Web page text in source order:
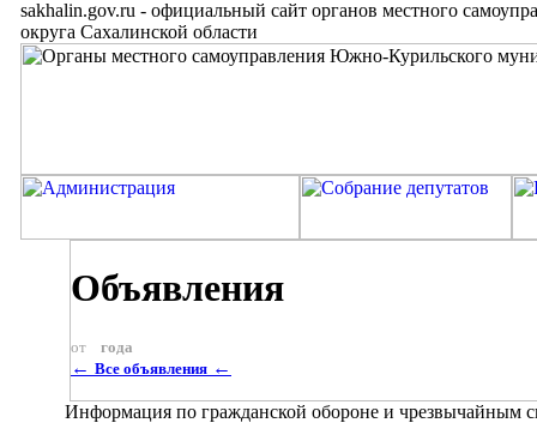
sakhalin.gov.ru - официальный сайт органов местного
округа Сахалинской области
Объявления
от года
← Все объявления ←
Информация по гражданской обороне и чрезвычайным